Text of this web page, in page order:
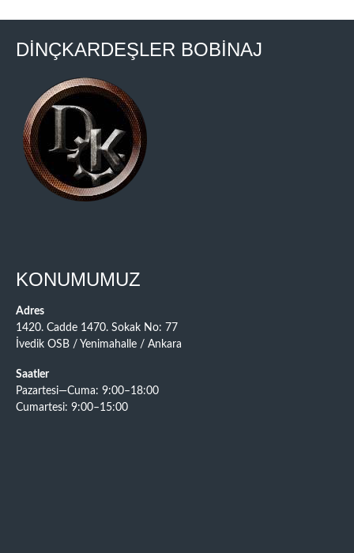
DİNÇKARDEŞLER BOBİNAJ
KONUMUMUZ
Adres
1420. Cadde 1470. Sokak No: 77
İvedik OSB / Yenimahalle / Ankara
Saatler
Pazartesi—Cuma: 9:00–18:00
Cumartesi: 9:00–15:00